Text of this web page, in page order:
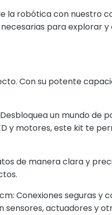
la robótica con nuestro
para explorar
Con su potente
un mundo de
y motores, este kit te
de manera clara y
: Conexiones seguras y
actuadores y